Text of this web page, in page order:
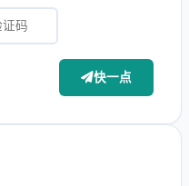
快一点